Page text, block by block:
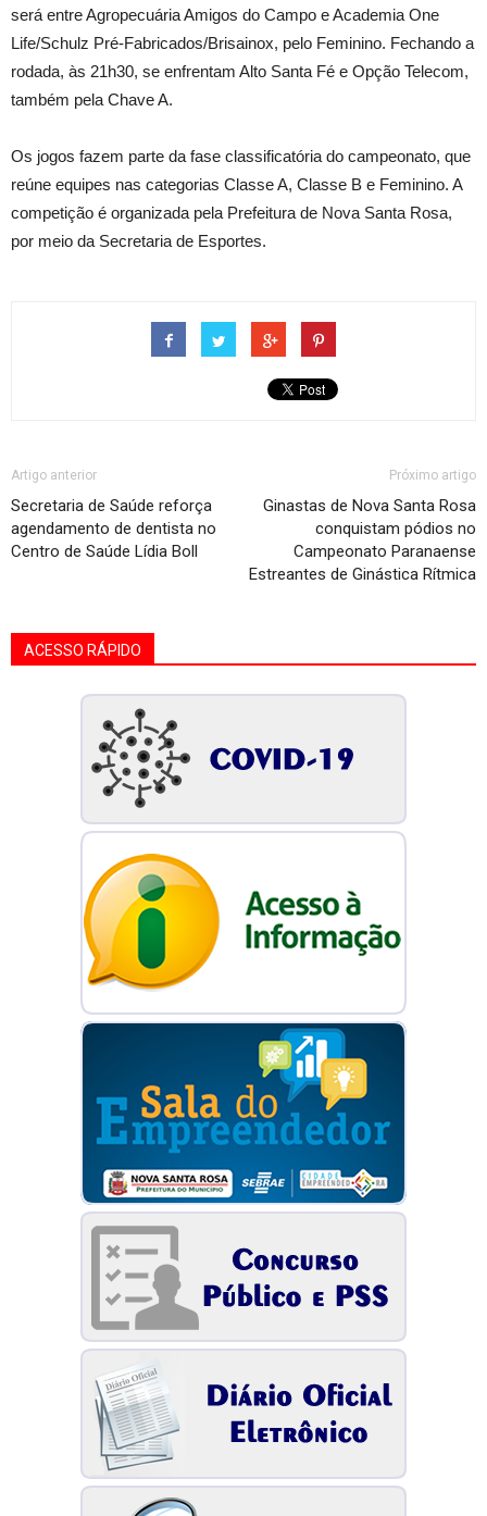
será entre Agropecuária Amigos do Campo e Academia One
Life/Schulz Pré-Fabricados/Brisainox, pelo Feminino. Fechando a
rodada, às 21h30, se enfrentam Alto Santa Fé e Opção Telecom,
também pela Chave A.
Os jogos fazem parte da fase classificatória do campeonato, que
reúne equipes nas categorias Classe A, Classe B e Feminino. A
competição é organizada pela Prefeitura de Nova Santa Rosa,
por meio da Secretaria de Esportes.
Artigo anterior
Secretaria de Saúde reforça
agendamento de dentista no
Centro de Saúde Lídia Boll
Próximo artigo
Ginastas de Nova Santa Rosa
conquistam pódios no
Campeonato Paranaense
Estreantes de Ginástica Rítmica
ACESSO RÁPIDO